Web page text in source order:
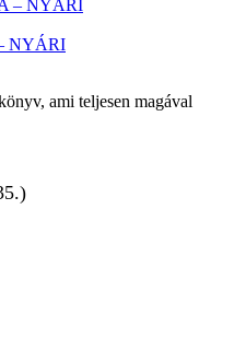
NYÁRI
ami teljesen magával